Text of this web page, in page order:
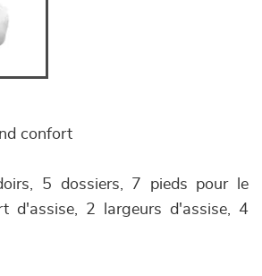
confort
5 dossiers, 7 pieds pour le
d'assise, 2 largeurs d'assise, 4